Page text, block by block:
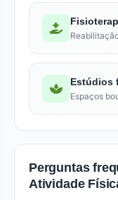
Estúdios
Espaços
Perguntas
Atividade